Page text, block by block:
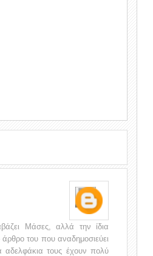
Μάσες, αλλά την ίδια
του που αναδημοσιεύει
αδελφάκια τους έχουν πολύ